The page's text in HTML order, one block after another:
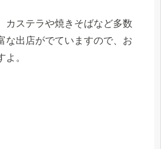
カステラや焼きそばなど多数
な出店がでていますので、お
。